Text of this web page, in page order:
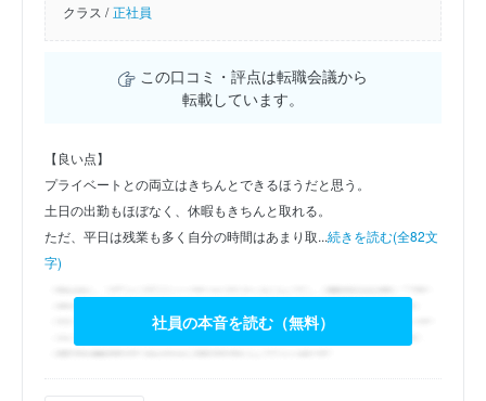
クラス / 正社員
この口コミ・評点は転職会議から
転載しています。
【良い点】
プライベートとの両立はきちんとできるほうだと思う。
土日の出勤もほぼなく、休暇もきちんと取れる。
ただ、平日は残業も多く自分の時間はあまり取...続きを読む(全82文
字)
社員の本音を読む（無料）